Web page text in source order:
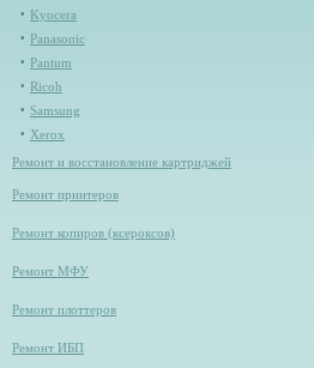
Kyocera
Panasonic
Pantum
Ricoh
Samsung
Xerox
Ремонт и восстановление картриджей
Ремонт принтеров
Ремонт копиров (ксероксов)
Ремонт МФУ
Ремонт плоттеров
Ремонт ИБП